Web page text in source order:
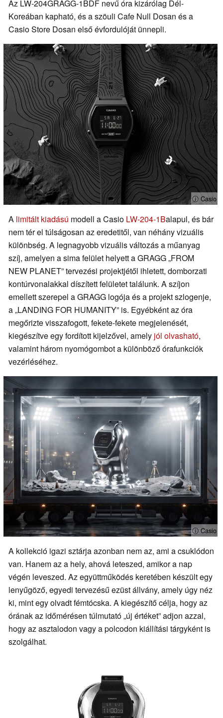
Az LW-204GRAGG-1BDF nevű óra kizárólag Dél-
Koreában kapható, és a szöuli Cafe Null Dosan és a
Casio Store Dosan első évfordulóját ünnepli.
ⓘ Casio
A limitált kiadású modell a Casio LW-204-1Balapul, és bár
nem tér el túlságosan az eredetitől, van néhány vizuális
különbség. A legnagyobb vizuális változás a műanyag
szíj, amelyen a sima felület helyett a GRAGG „FROM
NEW PLANET” tervezési projektjétől ihletett, domborzati
kontúrvonalakkal díszített felületet találunk. A szíjon
emellett szerepel a GRAGG logója és a projekt szlogenje,
a „LANDING FOR HUMANITY” is. Egyébként az óra
megőrizte visszafogott, fekete-fekete megjelenését,
kiegészítve egy fordított kijelzővel, amely jól olvasható,
valamint három nyomógombot a különböző órafunkciók
vezérléséhez.
ⓘ Casio
A kollekció igazi sztárja azonban nem az, ami a csuklódon
van. Hanem az a hely, ahová leteszed, amikor a nap
végén leveszed. Az együttműködés keretében készült egy
lenyűgöző, egyedi tervezésű ezüst állvány, amely úgy néz
ki, mint egy olvadt fémtócska. A kiegészítő célja, hogy az
órának az időmérésen túlmutató „új értéket” adjon azzal,
hogy az asztalodon vagy a polcodon kiállítási tárgyként is
szolgálhat.